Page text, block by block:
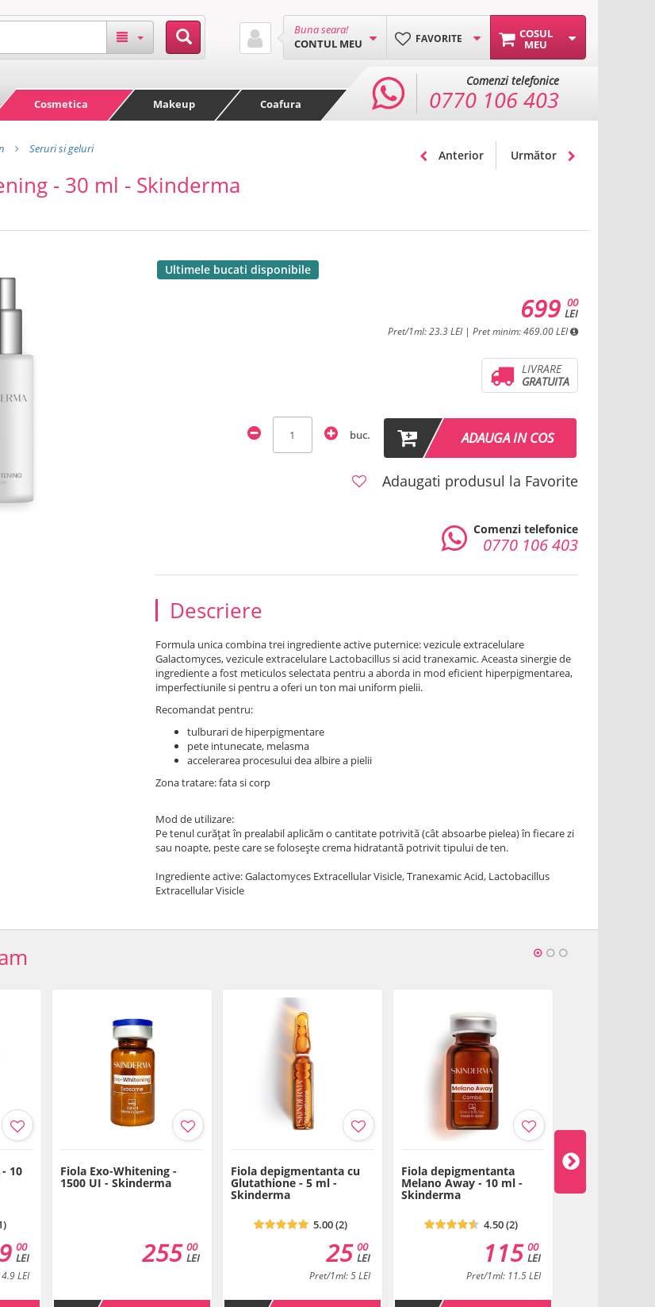
COSUL
MEU
FAVORITE
Buna seara!
CONTUL MEU
Cosmetica Makeup Coafura
Comenzi telefonice
0770 106 403
Seruri si geluri
- 30 ml - Skinderma
Anterior Următor
Ultimele bucati disponibile
00
LEI
699
Pret/1ml: 23.3 LEI | Pret minim: 469.00 LEI
LIVRARE
GRATUITA
buc. ADAUGA IN COS
Adaugati produsul la Favorite
Comenzi telefonice
0770 106 403
Descriere
Formula unica combina trei ingrediente active puternice: vezicule extracelulare
Galactomyces, vezicule extracelulare Lactobacillus si acid tranexamic. Aceasta sinergie de
ingrediente a fost meticulos selectata pentru a aborda in mod eficient hiperpigmentarea,
imperfectiunile si pentru a oferi un ton mai uniform pielii.
Recomandat pentru:
tulburari de hiperpigmentare
pete intunecate, melasma
accelerarea procesului dea albire a pielii
Zona tratare: fata si corp
Mod de utilizare:
Pe tenul curățat în prealabil aplicăm o cantitate potrivită (cât absoarbe pielea) în fiecare zi
sau noapte, peste care se folosește crema hidratantă potrivit tipului de ten.
Ingrediente active: Galactomyces Extracellular Visicle, Tranexamic Acid, Lactobacillus
Extracellular Visicle
10
00
LEI
LEI
Fiola Exo-Whitening -
1500 UI - Skinderma
00
LEI
255
Fiola depigmentanta cu
Glutathione - 5 ml -
Skinderma
5.00 (2)
00
LEI
25
Pret/1ml: 5 LEI
Fiola depigmentanta
Melano Away - 10 ml -
Skinderma
4.50 (2)
00
LEI
115
Pret/1ml: 11.5 LEI
Crema
Skinderma